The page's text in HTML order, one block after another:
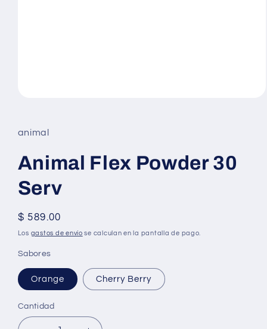
en
ventana
modal
animal
Animal Flex Powder 30
Serv
Precio
habitual
$ 589.00
Los gastos de envío se calculan en la pantalla de pago.
Sabores
Orange Cherry Berry
Cantidad